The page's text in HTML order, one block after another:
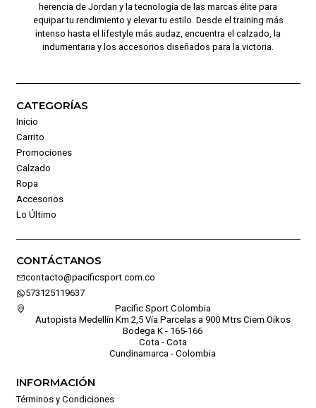
herencia de Jordan y la tecnología de las marcas élite para
equipar tu rendimiento y elevar tu estilo. Desde el training más
intenso hasta el lifestyle más audaz, encuentra el calzado, la
indumentaria y los accesorios diseñados para la victoria.
CATEGORÍAS
Inicio
Carrito
Promociones
Calzado
Ropa
Accesorios
Lo Último
CONTÁCTANOS
contacto@pacificsport.com.co
573125119637
Pacific Sport Colombia
Autopista Medellín Km 2,5 Vía Parcelas a 900 Mtrs Ciem Oikos
Bodega K - 165-166
Cota - Cota
Cundinamarca - Colombia
INFORMACIÓN
Términos y Condiciones